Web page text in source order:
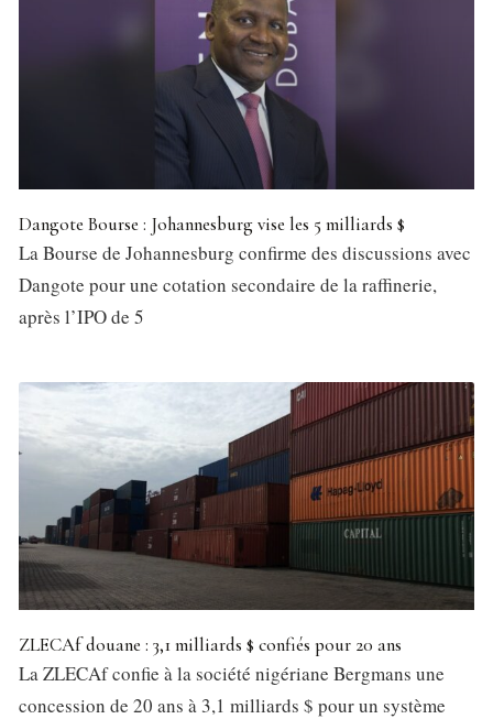
Dangote Bourse : Johannesburg vise les 5 milliards $
La Bourse de Johannesburg confirme des discussions avec
Dangote pour une cotation secondaire de la raffinerie,
après l’IPO de 5
ZLECAf douane : 3,1 milliards $ confiés pour 20 ans
La ZLECAf confie à la société nigériane Bergmans une
concession de 20 ans à 3,1 milliards $ pour un système